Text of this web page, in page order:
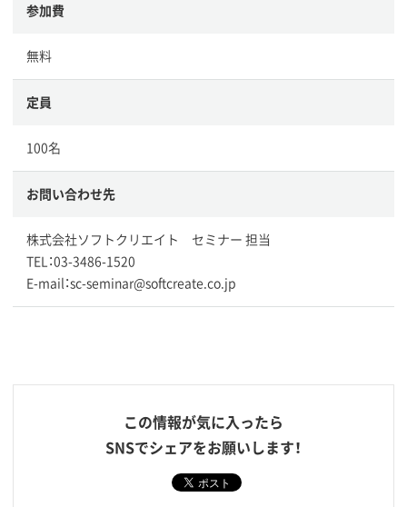
参加費
無料
定員
100名
お問い合わせ先
株式会社ソフトクリエイト セミナー 担当
TEL：03-3486-1520
E-mail：sc-seminar@softcreate.co.jp
この情報が気に入ったら
SNSでシェアをお願いします！